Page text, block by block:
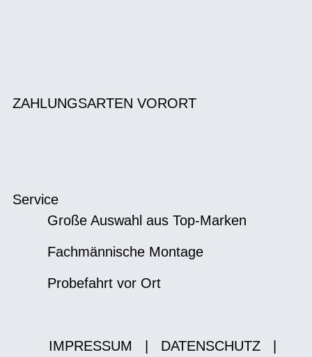
ZAHLUNGSARTEN VORORT
Service
Große Auswahl aus Top-Marken
Fachmännische Montage
Probefahrt vor Ort
IMPRESSUM DATENSCHUTZ